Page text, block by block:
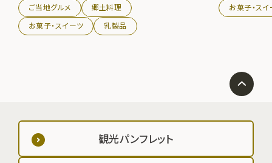
ご当地グルメ
郷土料理
お菓子・スイーツ
乳製品
お菓子・ス
観光パンフレット